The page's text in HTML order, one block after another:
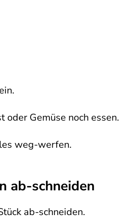
oder Gemüse noch essen.
weg-werfen.
ab-schneiden
ab-schneiden.